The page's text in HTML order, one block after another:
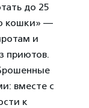
до 25
кошки» —
и
приютов.
вместе с
к